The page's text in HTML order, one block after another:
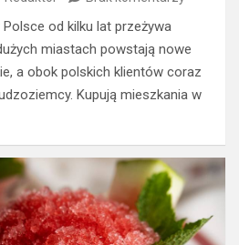
od kilku lat przeżywa
miastach powstają nowe
a obok polskich klientów coraz
Kupują mieszkania w